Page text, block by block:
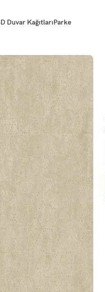
Duvar KağıtlarıParke